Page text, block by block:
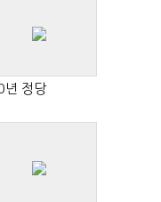
년 정당